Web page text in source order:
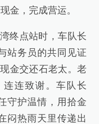
金，完成营运。
终点站时，车队长
站务员的共同见证
金交还石老太。老
连连致谢。车队长
守护温情，用拾金
闷热雨天里传递出